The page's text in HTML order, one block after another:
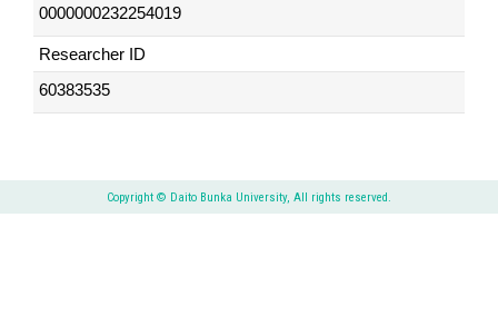
0000000232254019
Researcher ID
60383535
Copyright © Daito Bunka University, All rights reserved.